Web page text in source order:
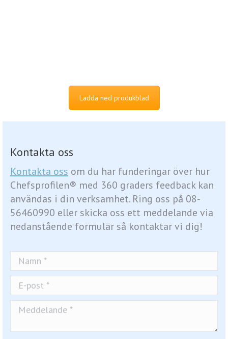
Ladda ned produkblad
Kontakta oss
Kontakta oss om du har funderingar över hur
Chefsprofilen® med 360 graders feedback kan
användas i din verksamhet. Ring oss på 08-
56460990 eller skicka oss ett meddelande via
nedanstående formulär så kontaktar vi dig!
Namn *
E-post *
Meddelande *